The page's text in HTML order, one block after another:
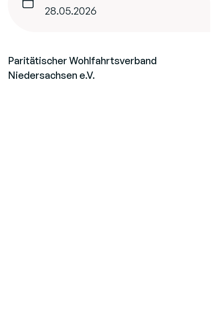
28.05.2026
Paritätischer Wohlfahrtsverband
Niedersachsen e.V.